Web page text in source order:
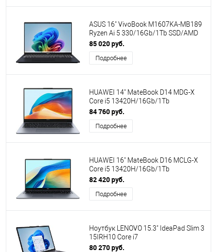
ASUS 16" VivoBook M1607KA-MB189
Ryzen Ai 5 330/16Gb/1Tb SSD/AMD
Radeon 820M/no OS/Dark Blue
(90NB15F1-M00CD0) ПИ
85 020 руб.
Подробнее
HUAWEI 14" MateBook D14 MDG-X
Core i5 13420H/16Gb/1Tb
SSD/VGA/no OS/Gray (53014MUB)
(ПИ)
84 760 руб.
Подробнее
HUAWEI 16" MateBook D16 MCLG-X
Core i5 13420H/16Gb/1Tb
SSD/VGA/no OS/Gray (53014BUY)
(ПИ)
82 420 руб.
Подробнее
Ноутбук LENOVO 15.3" IdeaPad Slim 3
15IRH10 Core i7
13620H/16Gb/512Gb SSD/UHD/No
80 270 руб.